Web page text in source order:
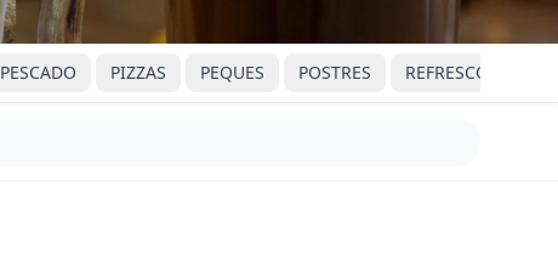
PESCADO PIZZAS PEQUES POSTRES REFRESCOS